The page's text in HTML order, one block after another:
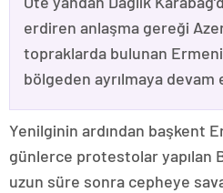
erdiren anlaşma gereği
topraklarda bulunan
bölgeden ayrılmaya devam
Yenilginin ardından başkent
günlerce protestolar yapılan
uzun süre sonra cepheye